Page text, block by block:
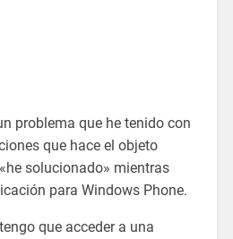
problema que he tenido con
que hace el objeto
solucionado» mientras
para Windows Phone.
que acceder a una